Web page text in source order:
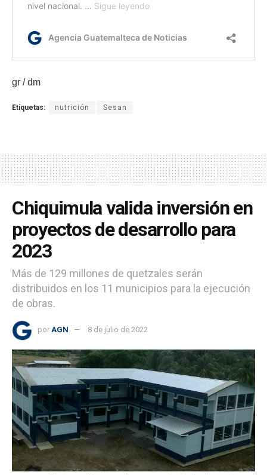
gr / dm
Etiquetas: nutrición Sesan
Chiquimula valida inversión en
proyectos de desarrollo para
2023
Más de 129 millones de quetzales serán
distribuidos en los 11 municipios para la ejecución
de obras.
por AGN 8 de julio de 2022